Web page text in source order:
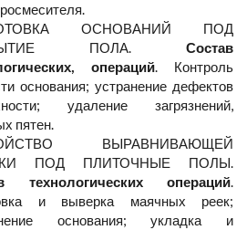
ОСНОВАНИЙ ПОД
ПОЛА. Состав
операций. Контроль
основания; устранение дефектов
удаление загрязнений,
пятен.
ВЫРАВНИВАЮЩЕЙ
ПОД ПЛИТОЧНЫЕ ПОЛЫ.
технологических операций.
и выверка маячных реек;
основания; укладка и